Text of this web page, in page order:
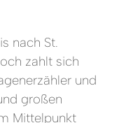
nach St.
zahlt sich
und
großen
Mittelpunkt